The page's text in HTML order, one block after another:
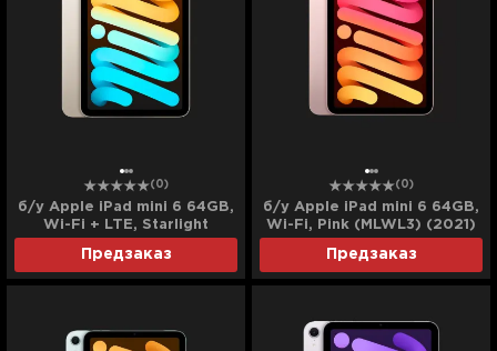
(0)
б/у Apple iPad mini 6 64GB,
Wi-Fi + LTE, Starlight
Предзаказ
(0)
б/у Apple iPad mini 6 64GB,
Wi-Fi, Pink (MLWL3) (2021)
Предзаказ